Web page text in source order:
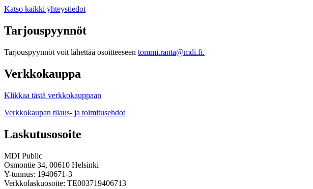
Katso kaikki yhteystiedot
Tarjouspyynnöt
Tarjouspyynnöt voit lähettää osoitteeseen tommi.ranta@mdi.fi.
Verkkokauppa
Klikkaa tästä verkkokauppaan
Verkkokaupan tilaus- ja toimitusehdot
Laskutusosoite
MDI Public
Osmontie 34, 00610 Helsinki
Y-tunnus: 1940671-3
Verkkolaskuosoite: TE003719406713